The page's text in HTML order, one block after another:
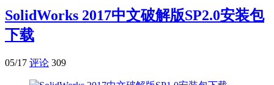
SolidWorks 2017中文破解版SP2.0安装包
下载
05/17 评论 309